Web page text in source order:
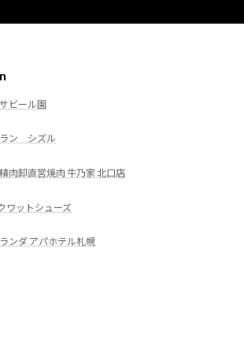
ビール園
ラン シズル
肉卸直営焼肉 牛乃家 北口店
ワットシューズ
ンダ アパホテル札幌